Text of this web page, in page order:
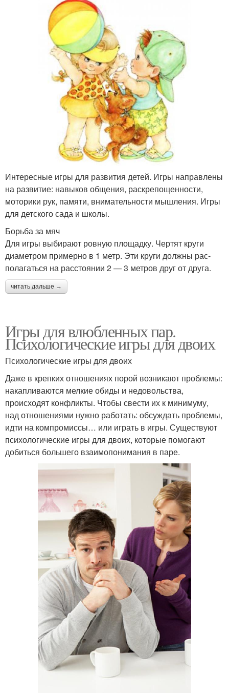
Интересные игры для развития детей. Игры направлены
на развитие: навыков общения, раскрепощенности,
моторики рук, памяти, внимательности мышления. Игры
для детского сада и школы.
Борьба за мяч
Для игры выбирают ровную площадку. Чертят круги
диаметром примерно в 1 метр. Эти круги должны рас­
полагаться на расстоянии 2 — 3 метров друг от друга.
читать дальше →
Игры для влюбленных пар.
Психологические игры для двоих
Психологические игры для двоих
Даже в крепких отношениях порой возникают проблемы:
накапливаются мелкие обиды и недовольства,
происходят конфликты. Чтобы свести их к минимуму,
над отношениями нужно работать: обсуждать проблемы,
идти на компромиссы… или играть в игры. Существуют
психологические игры для двоих, которые помогают
добиться большего взаимопонимания в паре.